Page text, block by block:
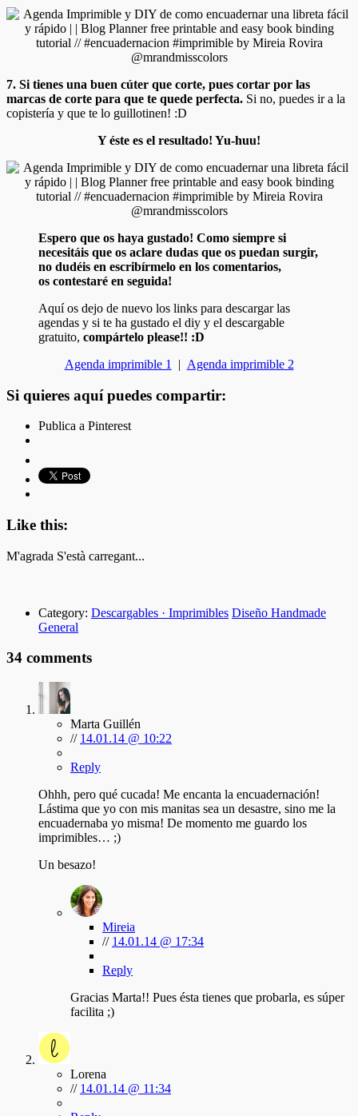
7. Si tienes una buen cúter que corte, pues cortar por las
marcas de corte para que te quede perfecta. Si no, puedes ir a la
copistería y que te lo guillotinen! :D
Y éste es el resultado! Yu-huu!
Espero que os haya gustado! Como siempre si
necesitáis que os aclare dudas que os puedan surgir,
no dudéis en escribírmelo en los comentarios,
os contestaré en seguida!
Aquí os dejo de nuevo los links para descargar las
agendas y si te ha gustado el diy y el descargable
gratuito, compártelo please!! :D
Agenda imprimible 1
| Agenda imprimible 2
Si quieres aquí puedes compartir:
Publica a Pinterest
Like this:
M'agrada S'està carregant...
Category: Descargables · Imprimibles Diseño Handmade
General
34 comments
Marta Guillén
// 14.01.14 @ 10:22
Reply
Ohhh, pero qué cucada! Me encanta la encuadernación!
Lástima que yo con mis manitas sea un desastre, sino me la
encuadernaba yo misma! De momento me guardo los
imprimibles… ;)
Un besazo!
Mireia
// 14.01.14 @ 17:34
Reply
Gracias Marta!! Pues ésta tienes que probarla, es súper
facilita ;)
Lorena
// 14.01.14 @ 11:34